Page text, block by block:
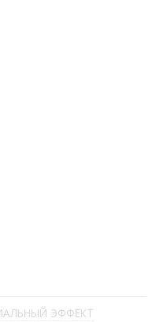
ЭФФЕКТ